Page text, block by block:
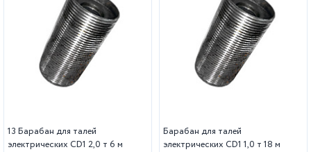
13 Барабан для талей
электрических CD1 2,0 т 6 м
Барабан для талей
электрических CD1 1,0 т 18 м